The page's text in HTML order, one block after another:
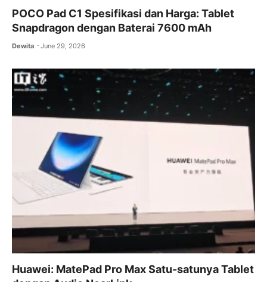
POCO Pad C1 Spesifikasi dan Harga: Tablet
Snapdragon dengan Baterai 7600 mAh
Dewita June 29, 2026
Huawei: MatePad Pro Max Satu-satunya Tablet